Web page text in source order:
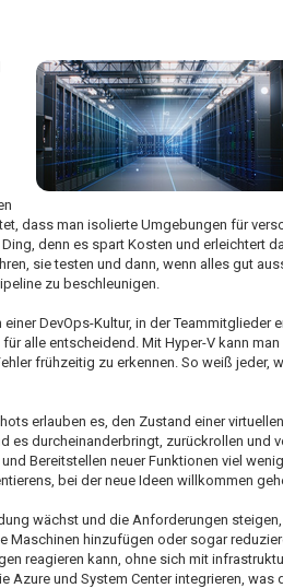
dass man isolierte Umgebungen für
denn es spart Kosten und erleichtert
sie testen und dann, wenn alles gut
zu beschleunigen.
DevOps-Kultur, in der Teammitglieder
alle entscheidend. Mit Hyper-V kann
frühzeitig zu erkennen. So weiß jeder,
erlauben es, den Zustand einer
es durcheinanderbringt, zurückrollen und
Bereitstellen neuer Funktionen viel
bei der neue Ideen willkommen
wächst und die Anforderungen
hinzufügen oder sogar
reagieren kann, ohne sich mit
und System Center integrieren,